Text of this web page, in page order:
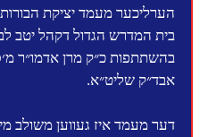
הערליכער מעמד יציקת
בהשתתפות כ״ק מרן אדמו״ר
אבד״ק שליט״א.
דער מעמד איז געווען משולב